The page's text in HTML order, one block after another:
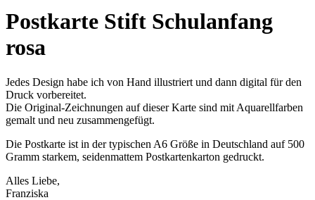
Postkarte Stift Schulanfang
rosa
Jedes Design habe ich von Hand illustriert und dann digital für den
Druck vorbereitet.
Die Original-Zeichnungen auf dieser Karte sind mit Aquarellfarben
gemalt und neu zusammengefügt.
Die Postkarte ist in der typischen A6 Größe in Deutschland auf 500
Gramm starkem, seidenmattem Postkartenkarton gedruckt.
Alles Liebe,
Franziska